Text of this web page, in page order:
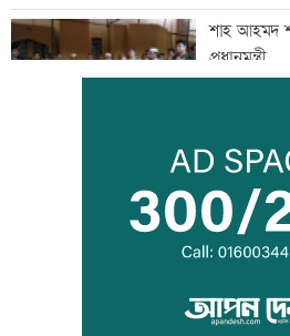
শাহ আহমদ
প্রধানমন্ত্রী
সাঁওতাল
আইনজীবী
মানববন্ধন